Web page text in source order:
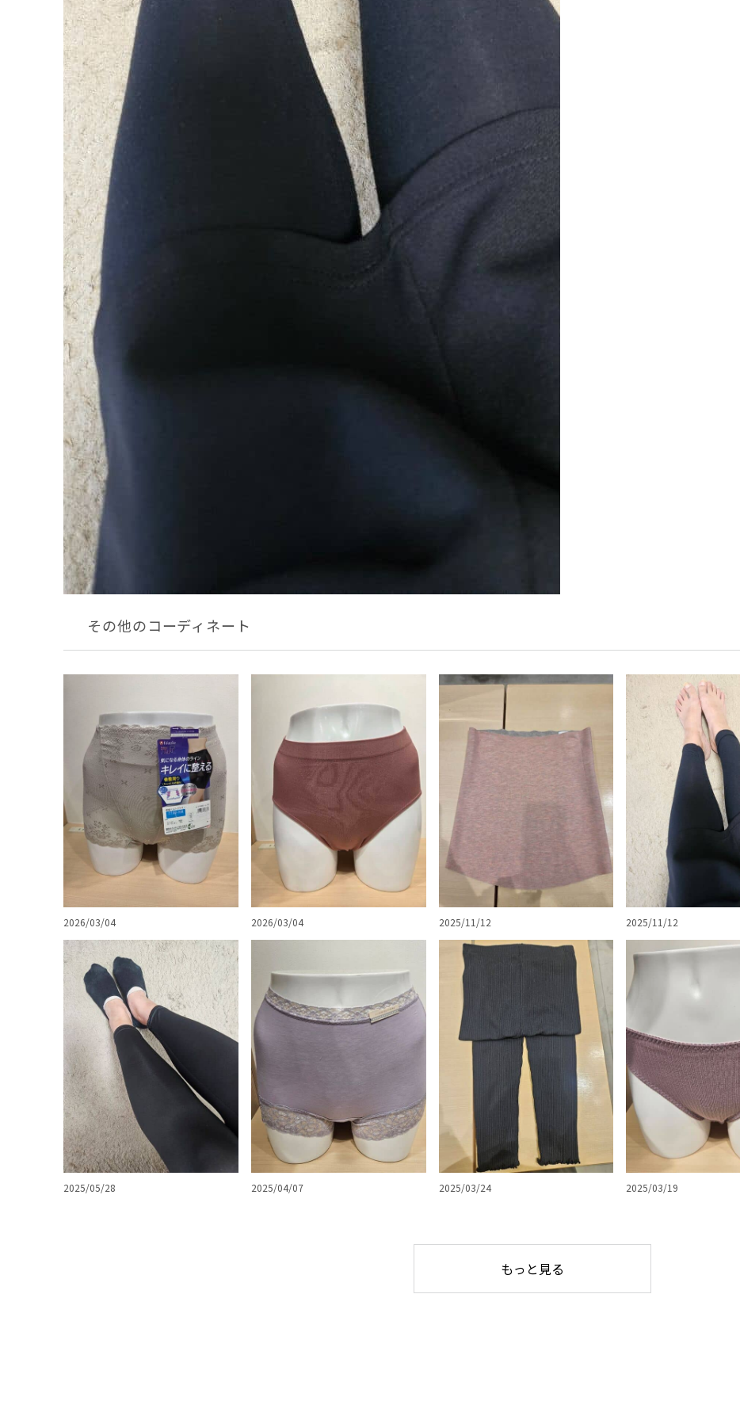
その他のコーディネート
2026/03/04 2026/03/04 2025/11/12 2025/11/12
2025/05/28 2025/04/07 2025/03/24 2025/03/19
もっと見る